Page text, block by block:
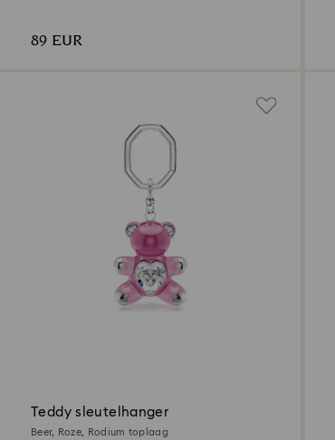
89 EUR
Teddy sleutelhanger
Beer, Roze, Rodium toplaag